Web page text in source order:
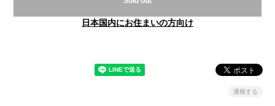
日本国内にお住まいの方向け
通報する